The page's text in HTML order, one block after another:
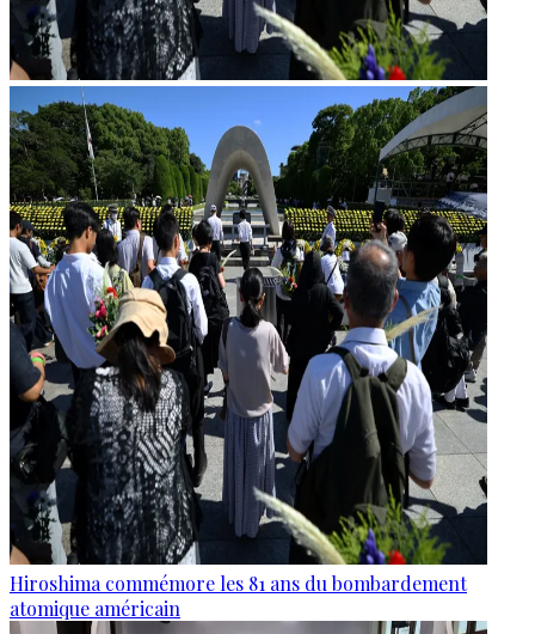
Hiroshima commémore les 81 ans du bombardement
atomique américain